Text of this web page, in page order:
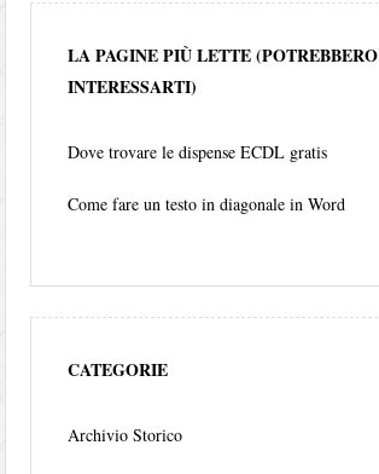
LA PAGINE PIÙ LETTE (POTREBBERO
INTERESSARTI)
Dove trovare le dispense ECDL gratis
Come fare un testo in diagonale in Word
CATEGORIE
Archivio Storico